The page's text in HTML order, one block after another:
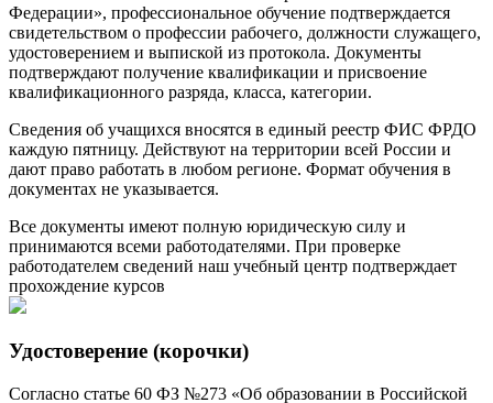
Федерации», профессиональное обучение подтверждается
свидетельством о профессии рабочего, должности служащего,
удостоверением и выпиской из протокола. Документы
подтверждают получение квалификации и присвоение
квалификационного разряда, класса, категории.
Сведения об учащихся вносятся в единый реестр ФИС ФРДО
каждую пятницу. Действуют на территории всей России и
дают право работать в любом регионе. Формат обучения в
документах не указывается.
Все документы имеют полную юридическую силу и
принимаются всеми работодателями. При проверке
работодателем сведений наш учебный центр подтверждает
прохождение курсов
Удостоверение (корочки)
Согласно статье 60 ФЗ №273 «Об образовании в Российской